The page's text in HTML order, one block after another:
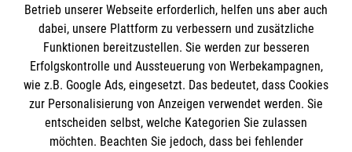
Spendenkonto
Empfänger: Malteser Hilfsdienst e.V.
IBAN: DE10 3706 0120 1201 2000 12
BIC: GENODED 1PA7
Betrieb unserer Webseite erforderlich, helfen uns aber auch
dabei, unsere Plattform zu verbessern und zusätzliche
Funktionen bereitzustellen. Sie werden zur besseren
Erfolgskontrolle und Aussteuerung von Werbekampagnen,
wie z.B. Google Ads, eingesetzt. Das bedeutet, dass Cookies
zur Personalisierung von Anzeigen verwendet werden. Sie
entscheiden selbst, welche Kategorien Sie zulassen
möchten. Beachten Sie jedoch, dass bei fehlender